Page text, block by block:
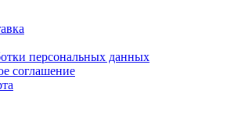
(Витлуф)
персональных данных
соглашение